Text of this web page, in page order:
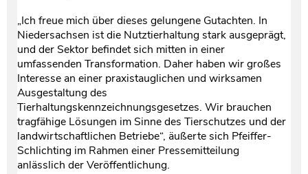
„Ich freue mich über dieses gelungene Gutachten. In
Niedersachsen ist die Nutztierhaltung stark ausgeprägt,
und der Sektor befindet sich mitten in einer
umfassenden Transformation. Daher haben wir großes
Interesse an einer praxistauglichen und wirksamen
Ausgestaltung des
Tierhaltungskennzeichnungsgesetzes. Wir brauchen
tragfähige Lösungen im Sinne des Tierschutzes und der
landwirtschaftlichen Betriebe“, äußerte sich Pfeiffer-
Schlichting im Rahmen einer Pressemitteilung
anlässlich der Veröffentlichung.